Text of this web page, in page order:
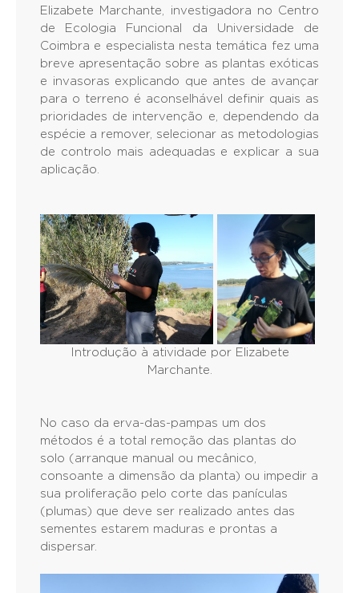
Elizabete Marchante, investigadora no Centro
de Ecologia Funcional da Universidade de
Coimbra e especialista nesta temática fez uma
breve apresentação sobre as plantas exóticas
e invasoras explicando que antes de avançar
para o terreno é aconselhável definir quais as
prioridades de intervenção e, dependendo da
espécie a remover, selecionar as metodologias
de controlo mais adequadas e explicar a sua
aplicação.
Introdução à atividade por Elizabete
Marchante.
No caso da erva-das-pampas um dos
métodos é a total remoção das plantas do
solo (arranque manual ou mecânico,
consoante a dimensão da planta) ou impedir a
sua proliferação pelo corte das panículas
(plumas) que deve ser realizado antes das
sementes estarem maduras e prontas a
dispersar.